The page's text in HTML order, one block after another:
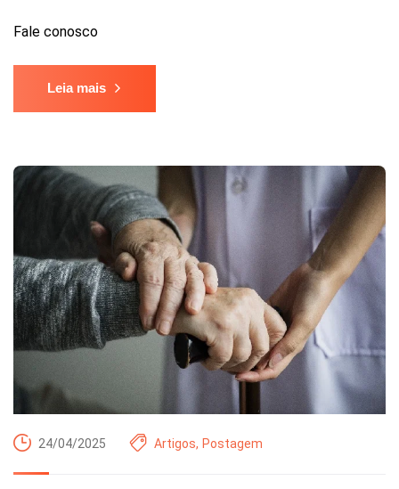
Fale conosco
Leia mais
24/04/2025 Artigos, Postagem